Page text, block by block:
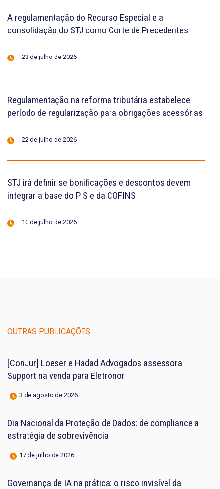
A regulamentação do Recurso Especial e a
consolidação do STJ como Corte de Precedentes
23 de julho de 2026
Regulamentação na reforma tributária estabelece
período de regularização para obrigações acessórias
22 de julho de 2026
STJ irá definir se bonificações e descontos devem
integrar a base do PIS e da COFINS
10 de julho de 2026
OUTRAS PUBLICAÇÕES
[ConJur] Loeser e Hadad Advogados assessora
Support na venda para Eletronor
3 de agosto de 2026
Dia Nacional da Proteção de Dados: de compliance a
estratégia de sobrevivência
17 de julho de 2026
Governança de IA na prática: o risco invisível da